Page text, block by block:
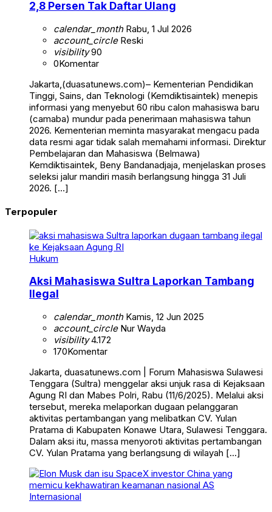
2,8 Persen Tak Daftar Ulang
calendar_monthRabu, 1 Jul 2026
account_circleReski
visibility90
0Komentar
Jakarta,(duasatunews.com)– Kementerian Pendidikan
Tinggi, Sains, dan Teknologi (Kemdiktisaintek) menepis
informasi yang menyebut 60 ribu calon mahasiswa baru
(camaba) mundur pada penerimaan mahasiswa tahun
2026. Kementerian meminta masyarakat mengacu pada
data resmi agar tidak salah memahami informasi. Direktur
Pembelajaran dan Mahasiswa (Belmawa)
Kemdiktisaintek, Beny Bandanadjaja, menjelaskan proses
seleksi jalur mandiri masih berlangsung hingga 31 Juli
2026. […]
Terpopuler
Hukum
Aksi Mahasiswa Sultra Laporkan Tambang
Ilegal
calendar_monthKamis, 12 Jun 2025
account_circleNur Wayda
visibility4.172
170Komentar
Jakarta, duasatunews.com | Forum Mahasiswa Sulawesi
Tenggara (Sultra) menggelar aksi unjuk rasa di Kejaksaan
Agung RI dan Mabes Polri, Rabu (11/6/2025). Melalui aksi
tersebut, mereka melaporkan dugaan pelanggaran
aktivitas pertambangan yang melibatkan CV. Yulan
Pratama di Kabupaten Konawe Utara, Sulawesi Tenggara.
Dalam aksi itu, massa menyoroti aktivitas pertambangan
CV. Yulan Pratama yang berlangsung di wilayah […]
Internasional